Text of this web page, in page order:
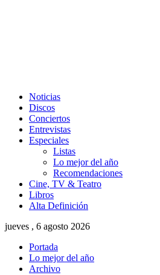
Noticias
Discos
Conciertos
Entrevistas
Especiales
Listas
Lo mejor del año
Recomendaciones
Cine, TV & Teatro
Libros
Alta Definición
jueves , 6 agosto 2026
Portada
Lo mejor del año
Archivo